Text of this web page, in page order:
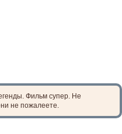
Фильм супер. Не
не пожалеете.